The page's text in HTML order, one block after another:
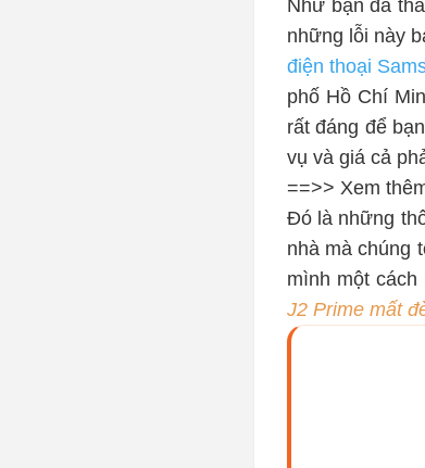
Như bạn đã
những lỗi này
điện thoại
phố Hồ Chí
rất đáng để
vụ và giá cả
==>> Xem
Đó là những
nhà mà chúng
mình một
J2 Prime mất